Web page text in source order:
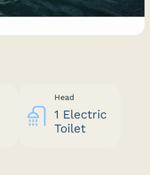
Head
1 Electric
Toilet